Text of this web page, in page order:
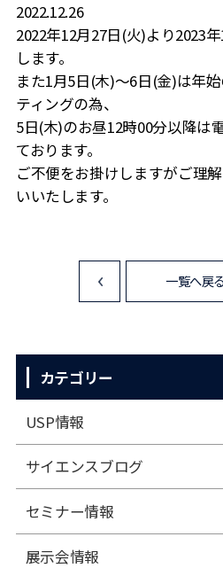
2022.12.26
2022年12月27日(火)より2023
します。
また1月5日(木)～6日(金)は年
ティングの為、
5日(木)のお昼12時00分以降は
ております。
ご不便をお掛けしますがご理
いいたします。
<
一覧へ戻る
カテゴリー
USP情報
サイエンスブログ
セミナー情報
展⽰会情報